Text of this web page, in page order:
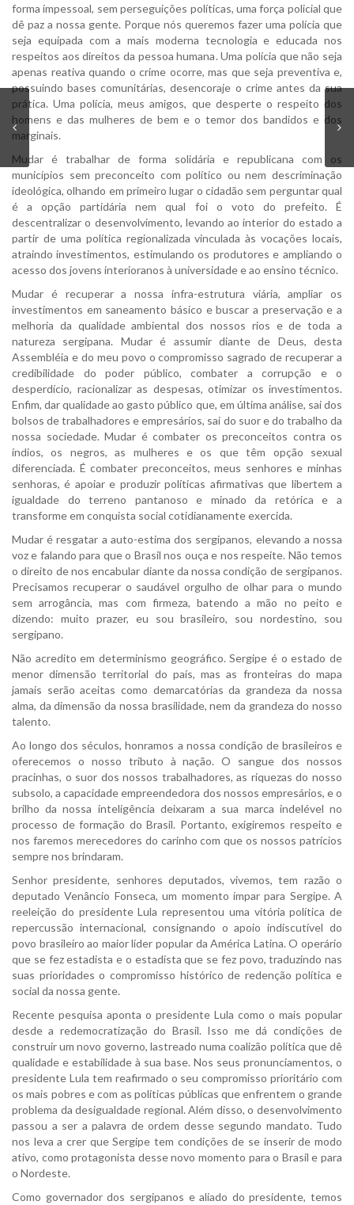
forma impessoal, sem perseguições políticas, uma força policial que
dê paz a nossa gente. Porque nós queremos fazer uma polícia que
seja equipada com a mais moderna tecnologia e educada nos
respeitos aos direitos da pessoa humana. Uma polícia que não seja
apenas reativa quando o crime ocorre, mas que seja preventiva e,
possuindo bases comunitárias, desencoraje o crime antes da sua
prática. Uma polícia, meus amigos, que desperte o respeito dos
homens e das mulheres de bem e o temor dos bandidos e dos
marginais.
Mudar é trabalhar de forma solidária e republicana com os
municípios sem preconceito com político ou nem descriminação
ideológica, olhando em primeiro lugar o cidadão sem perguntar qual
é a opção partidária nem qual foi o voto do prefeito. É
descentralizar o desenvolvimento, levando ao interior do estado a
partir de uma política regionalizada vinculada às vocações locais,
atraindo investimentos, estimulando os produtores e ampliando o
acesso dos jovens interioranos à universidade e ao ensino técnico.
Mudar é recuperar a nossa infra-estrutura viária, ampliar os
investimentos em saneamento básico e buscar a preservação e a
melhoria da qualidade ambiental dos nossos rios e de toda a
natureza sergipana. Mudar é assumir diante de Deus, desta
Assembléia e do meu povo o compromisso sagrado de recuperar a
credibilidade do poder público, combater a corrupção e o
desperdício, racionalizar as despesas, otimizar os investimentos.
Enfim, dar qualidade ao gasto público que, em última análise, sai dos
bolsos de trabalhadores e empresários, sai do suor e do trabalho da
nossa sociedade. Mudar é combater os preconceitos contra os
índios, os negros, as mulheres e os que têm opção sexual
diferenciada. É combater preconceitos, meus senhores e minhas
senhoras, é apoiar e produzir políticas afirmativas que libertem a
igualdade do terreno pantanoso e minado da retórica e a
transforme em conquista social cotidianamente exercida.
Mudar é resgatar a auto-estima dos sergipanos, elevando a nossa
voz e falando para que o Brasil nos ouça e nos respeite. Não temos
o direito de nos encabular diante da nossa condição de sergipanos.
Precisamos recuperar o saudável orgulho de olhar para o mundo
sem arrogância, mas com firmeza, batendo a mão no peito e
dizendo: muito prazer, eu sou brasileiro, sou nordestino, sou
sergipano.
Não acredito em determinismo geográfico. Sergipe é o estado de
menor dimensão territorial do país, mas as fronteiras do mapa
jamais serão aceitas como demarcatórias da grandeza da nossa
alma, da dimensão da nossa brasilidade, nem da grandeza do nosso
talento.
Ao longo dos séculos, honramos a nossa condição de brasileiros e
oferecemos o nosso tributo à nação. O sangue dos nossos
pracinhas, o suor dos nossos trabalhadores, as riquezas do nosso
subsolo, a capacidade empreendedora dos nossos empresários, e o
brilho da nossa inteligência deixaram a sua marca indelével no
processo de formação do Brasil. Portanto, exigiremos respeito e
nos faremos merecedores do carinho com que os nossos patrícios
sempre nos brindaram.
Senhor presidente, senhores deputados, vivemos, tem razão o
deputado Venâncio Fonseca, um momento ímpar para Sergipe. A
reeleição do presidente Lula representou uma vitória política de
repercussão internacional, consignando o apoio indiscutível do
povo brasileiro ao maior líder popular da América Latina. O operário
que se fez estadista e o estadista que se fez povo, traduzindo nas
suas prioridades o compromisso histórico de redenção política e
social da nossa gente.
Recente pesquisa aponta o presidente Lula como o mais popular
desde a redemocratização do Brasil. Isso me dá condições de
construir um novo governo, lastreado numa coalizão política que dê
qualidade e estabilidade à sua base. Nos seus pronunciamentos, o
presidente Lula tem reafirmado o seu compromisso prioritário com
os mais pobres e com as políticas públicas que enfrentem o grande
problema da desigualdade regional. Além disso, o desenvolvimento
passou a ser a palavra de ordem desse segundo mandato. Tudo
nos leva a crer que Sergipe tem condições de se inserir de modo
ativo, como protagonista desse novo momento para o Brasil e para
o Nordeste.
Como governador dos sergipanos e aliado do presidente, temos